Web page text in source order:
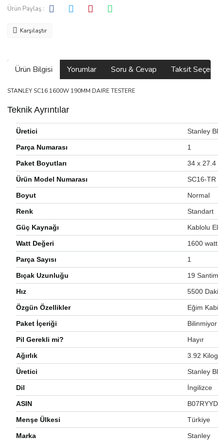
Ürün Paylaş :
Karşılaştır
Ürün Bilgisi Yorumlar Soru & Cevap Taksit
STANLEY SC16 1600W 190MM DAIRE TESTERE
Teknik Ayrıntılar
Üretici ‎Stanley
Parça Numarası ‎1
Paket Boyutları ‎34 x 27.4
Ürün Model Numarası ‎SC16-TR
Boyut ‎Normal
Renk ‎Standart
Güç Kaynağı ‎Kablolu
Watt Değeri ‎1600 watt
Parça Sayısı ‎1
Bıçak Uzunluğu ‎19
Hız ‎5500
Özgün Özellikler ‎Eğim
Paket İçeriği ‎Bilinmiyor
Pil Gerekli mi? ‎Hayır
Ağırlık ‎3.92
Üretici ‎Stanley
Dil ‎İngilizce
ASIN
Menşe Ülkesi ‎Türkiye
Marka ‎Stanley